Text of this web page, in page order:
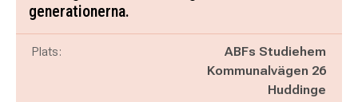
generationerna.
Plats:
ABFs Studiehem
Kommunalvägen 26
Huddinge